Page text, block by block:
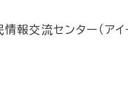
報交流センター（ア